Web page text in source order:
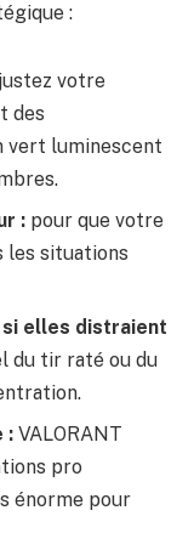
:
votre
des
vert luminescent
: pour que votre
les situations
elles distraient
du tir raté ou du
: VALORANT
pro
énorme pour